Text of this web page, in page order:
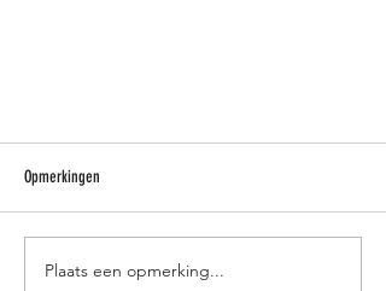
Opmerkingen
Plaats een opmerking...